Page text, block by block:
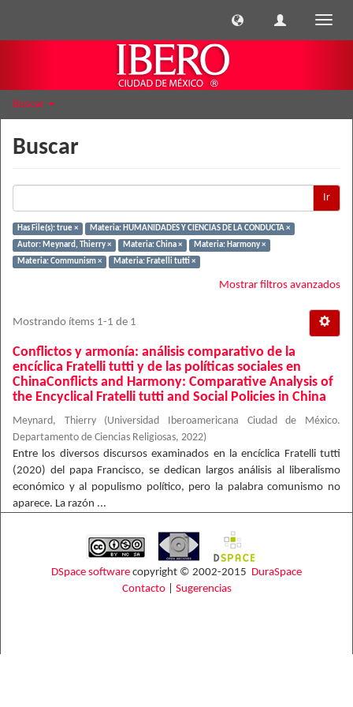
Buscar
Buscar
Ir
Has File(s): true ×
Materia: HUMANIDADES Y CIENCIAS DE LA CONDUCTA ×
Autor: Meynard, Thierry ×
Materia: China ×
Materia: Harmony ×
Materia: Communism ×
Materia: Fratelli tutti ×
Mostrar filtros avanzados
Mostrando ítems 1-1 de 1
Conflictos y armonía: análisis comparativo de la
encíclica Fratelli tutti y de las políticas sociales en
ChinaConflicts and Harmony: Comparative Analysis of
the Encyclical Fratelli tutti and Social Policies in China
Meynard, Thierry (Universidad Iberoamericana Ciudad de México.
Departamento de Ciencias Religiosas, 2022)
Entre los diversos discursos examinados en la encíclica Fratelli tutti
(2020) del papa Francisco, se dedican largos análisis al liberalismo
económico y al populismo político, pero la palabra comunismo no
aparece. La razón ...
DSpace software copyright © 2002-2015 DuraSpace
Contacto| Sugerencias